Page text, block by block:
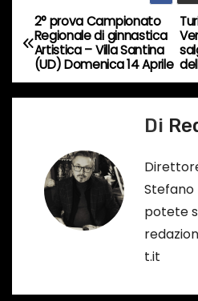
n
c
o
r
s
N
a
v
2° prova Campionato
Regionale di ginnastica
Artistica – Villa Santina
(UD) Domenica 14 Aprile
Di
Stefano
potete
t.it